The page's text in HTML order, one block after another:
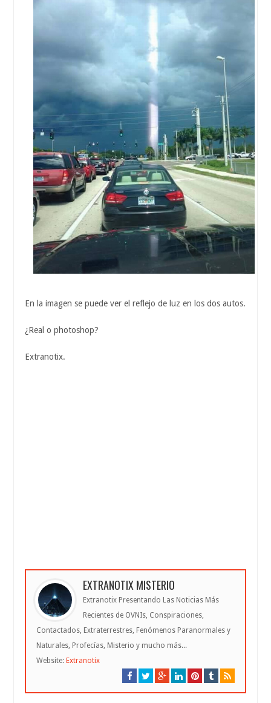
En la imagen se puede ver el reflejo de luz en los dos autos.
¿Real o photoshop?
Extranotix.
EXTRANOTIX MISTERIO
Extranotix Presentando Las Noticias Más
Recientes de OVNIs, Conspiraciones,
Contactados, Extraterrestres, Fenómenos Paranormales y
Naturales, Profecías, Misterio y mucho más...
Website: Extranotix